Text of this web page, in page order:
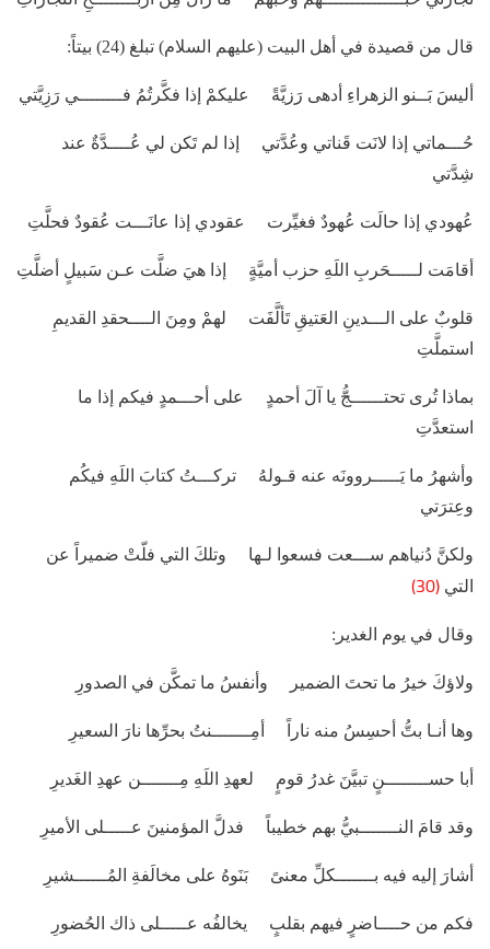
قال من قصيدة في أهل البيت (عليهم السلام) تبلغ (24) بيتاً:
أليسَ بَــنو الزهراءِ أدهى رَزيَّةً عليكمْ إذا فكَّرتُمُ فــــــــي رَزِيَّتي
حُـــماتي إذا لانَت قَناتي وعُدَّتي إذا لم تَكن لي عُــــدَّةٌ عند
شِدَّتي
عُهودي إذا حالَت عُهودٌ فغيِّرت عقودي إذا عانَـــت عُقودٌ فحلَّتِ
أقامَت لـــــحَربِ اللَهِ حزب أميَّةٍ إذا هيَ ضلَّت عـن سَبيلٍ أضلَّتِ
قلوبٌ على الـــدينِ العَتيقِ تَألَّفَت لهمْ ومِنَ الــــحقدِ القديمِ
استملَّتِ
بماذا تُرى تحتــــــجُّ يا آلَ أحمدٍ على أحـــمدٍ فيكم إذا ما
استعدَّتِ
وأشهرُ ما يَـــــروونَه عنه قـولهُ تركـــتُ كتابَ اللَهِ فيكُم
وعِترَتي
ولكنَّ دُنياهم ســـعت فسعوا لـها وتلكَ التي فلّتْ ضميراً عن
التي (30)
وقال في يوم الغدير:
ولاؤكَ خيرُ ما تحتَ الضمير وأنفسُ ما تمكَّن في الصدورِ
وها أنـا بتُّ أحسِسُ منه ناراً أمِـــــــنتُ بحرِّها نارَ السعيرِ
أبا حســــــــنٍ تبيَّنَ غدرُ قومٍ لعهدِ اللَهِ مِـــــــن عهدِ الغَديرِ
وقد قامَ النـــــــبيُّ بهم خطيباً فدلَّ المؤمنينَ عـــــلى الأميرِ
أشارَ إليه فيه بـــــــكلِّ معنىً بَنَوهُ على مخالَفةِ المُــــــشيرِ
فكم من حــــاضرٍ فيهم بقلبٍ يخالفُه عـــــلى ذاك الحُضورِ